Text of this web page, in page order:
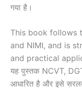
गया है।
This book follows
and NIMI, and is
and practical
यह पुस्तक NCVT,
आधारित है और इसे